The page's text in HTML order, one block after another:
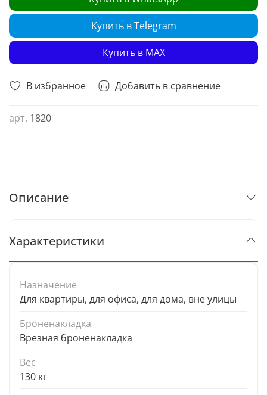
В избранное Добавить в сравнение
арт. 1820
Купить в Telegram
Купить в MAX
Описание
Характеристики
Назначение
Для квартиры, для офиса, для дома, вне улицы
Броненакладка
Врезная броненакладка
Вес
130 кг